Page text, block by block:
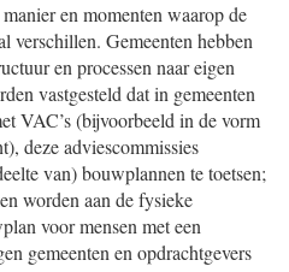
en momenten waarop de
verschillen. Gemeenten hebben
en processen naar eigen
vastgesteld dat in gemeenten
VAC’s (bijvoorbeeld in de vorm
deze adviescommissies
van) bouwplannen te toetsen;
worden aan de fysieke
voor mensen met een
gemeenten en opdrachtgevers